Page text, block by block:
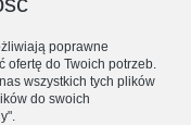
poprawne
ofertę do Twoich potrzeb.
wszystkich tych plików
do swoich